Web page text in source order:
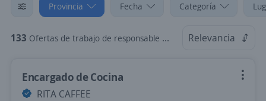
Provincia Fecha Categoría
133 Ofertas de trabajo de responsable de cocin en Capital Federal Relevancia
Encargado de Cocina
RITA CAFFEE